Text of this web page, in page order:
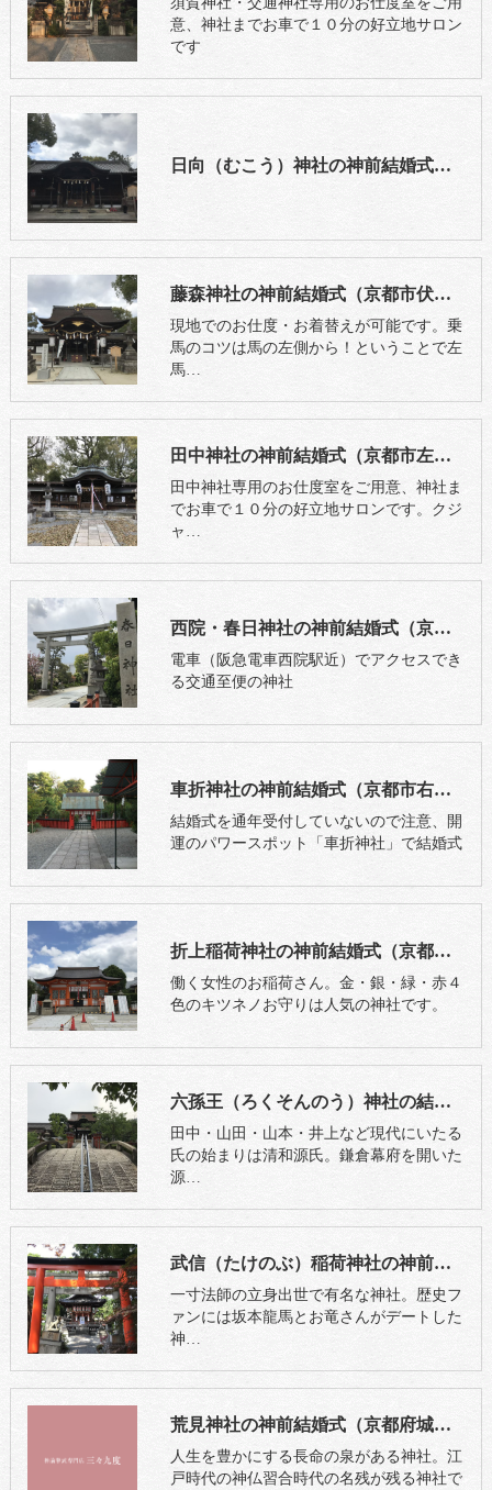
意、神社までお車で１０分の好立地サロン
です
日向（むこう）神社の神前結婚式（京都府向日市）
藤森神社の神前結婚式（京都市伏見区）
現地でのお仕度・お着替えが可能です。乗
馬のコツは馬の左側から！ということで左
馬…
田中神社の神前結婚式（京都市左京区）
田中神社専用のお仕度室をご用意、神社ま
でお車で１０分の好立地サロンです。クジ
ャ…
西院・春日神社の神前結婚式（京都市右京区）
電車（阪急電車西院駅近）でアクセスでき
る交通至便の神社
車折神社の神前結婚式（京都市右京区）
結婚式を通年受付していないので注意、開
運のパワースポット「車折神社」で結婚式
折上稲荷神社の神前結婚式（京都市山科区）
働く女性のお稲荷さん。金・銀・緑・赤４
色のキツネノお守りは人気の神社です。
六孫王（ろくそんのう）神社の結婚式（京都市南区）
田中・山田・山本・井上など現代にいたる
氏の始まりは清和源氏。鎌倉幕府を開いた
源…
武信（たけのぶ）稲荷神社の神前結婚式（京都市中京区）
一寸法師の立身出世で有名な神社。歴史フ
ァンには坂本龍馬とお竜さんがデートした
神…
荒見神社の神前結婚式（京都府城陽市）
人生を豊かにする長命の泉がある神社。江
戸時代の神仏習合時代の名残が残る神社で